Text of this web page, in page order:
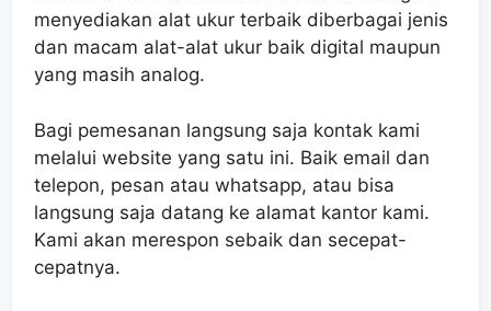
menyediakan alat ukur terbaik diberbagai jenis
dan macam alat-alat ukur baik digital maupun
yang masih analog.
Bagi pemesanan langsung saja kontak kami
melalui website yang satu ini. Baik email dan
telepon, pesan atau whatsapp, atau bisa
langsung saja datang ke alamat kantor kami.
Kami akan merespon sebaik dan secepat-
cepatnya.